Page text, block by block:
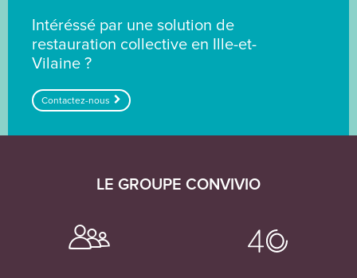
Intéréssé par une solution de
restauration collective en Ille-et-
Vilaine ?
Contactez-nous
LE GROUPE CONVIVIO